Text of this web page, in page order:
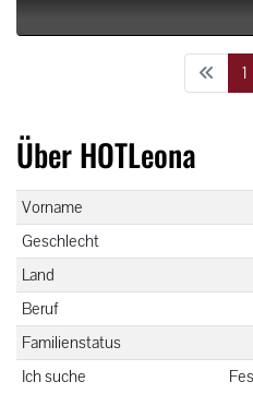
1
Über HOTLeona
Vorname
Geschlecht
Land
Beruf
Familienstatus
Ich suche